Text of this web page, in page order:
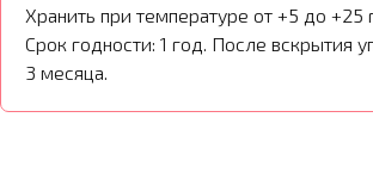
Хранить при температуре от +5 до +25
Срок годности: 1 год. После вскрытия
3 месяца.